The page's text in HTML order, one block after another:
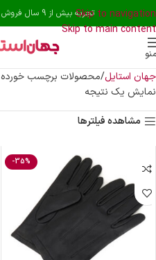
Skip to navigation
Skip to main content
تجربه بیش از 9 سال فروش اینترنتی مطمئن در کنار شما
جهان استایل محصولات برچسب
نمایش یک نتیجه
مشاهده فیلترها
-35%